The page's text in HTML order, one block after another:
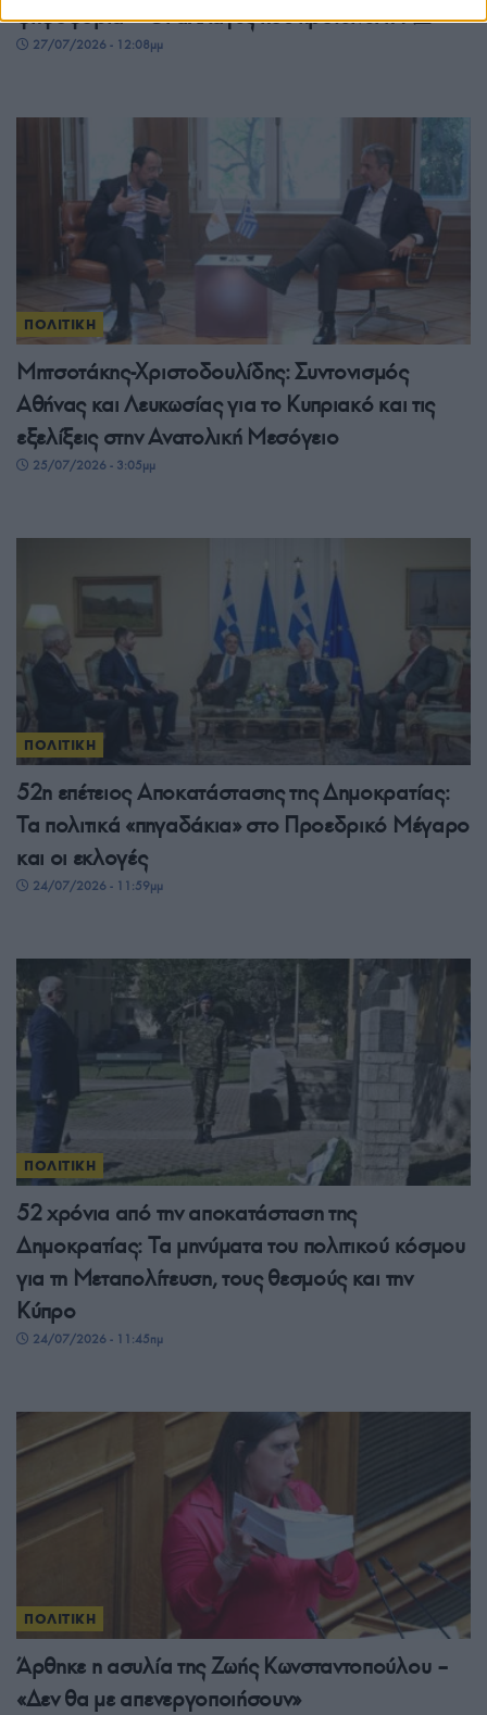
ψηφοφορία – Οι αλλαγές που προτείνει η ΝΔ
27/07/2026 - 12:08μμ
ΠΟΛΙΤΙΚΗ
Μητσοτάκης-Χριστοδουλίδης: Συντονισμός
Αθήνας και Λευκωσίας για το Κυπριακό και τις
εξελίξεις στην Ανατολική Μεσόγειο
25/07/2026 - 3:05μμ
ΠΟΛΙΤΙΚΗ
52η επέτειος Αποκατάστασης της Δημοκρατίας:
Τα πολιτικά «πηγαδάκια» στο Προεδρικό Μέγαρο
και οι εκλογές
24/07/2026 - 11:59μμ
ΠΟΛΙΤΙΚΗ
52 χρόνια από την αποκατάσταση της
Δημοκρατίας: Τα μηνύματα του πολιτικού κόσμου
για τη Μεταπολίτευση, τους θεσμούς και την
Κύπρο
24/07/2026 - 11:45πμ
ΠΟΛΙΤΙΚΗ
Άρθηκε η ασυλία της Ζωής Κωνσταντοπούλου –
«Δεν θα με απενεργοποιήσουν»